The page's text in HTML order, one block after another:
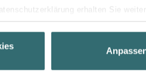
erhalten Sie
die bestmögliche
Verfügung zu stellen. Alle